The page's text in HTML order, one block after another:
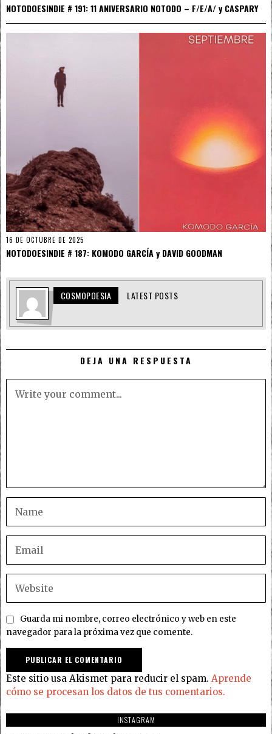
NOTODOESINDIE # 191: 11 ANIVERSARIO NOTODO – F/E/A/ y CASPARY
16 DE OCTUBRE DE 2025
NOTODOESINDIE # 187: KOMODO GARCÍA y DAVID GOODMAN
COSMOPOESIA LATEST POSTS
DEJA UNA RESPUESTA
Guarda mi nombre, correo electrónico y web en este
navegador para la próxima vez que comente.
Este sitio usa Akismet para reducir el spam. Aprende
cómo se procesan los datos de tus comentarios.
INSTAGRAM